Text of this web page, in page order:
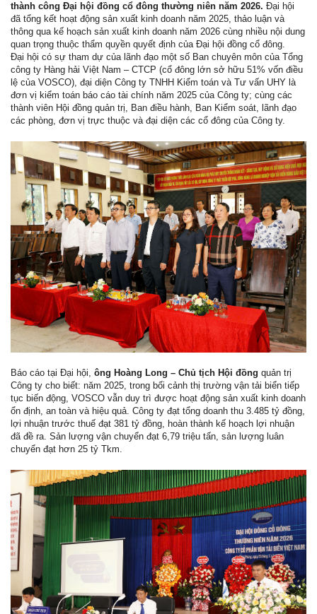
thành công Đại hội đồng cổ đông thường niên năm 2026. Đại hội
đã tổng kết hoạt động sản xuất kinh doanh năm 2025, thảo luận và
thông qua kế hoạch sản xuất kinh doanh năm 2026 cùng nhiều nội dung
quan trọng thuộc thẩm quyền quyết định của Đại hội đồng cổ đông.
Đại hội có sự tham dự của lãnh đạo một số Ban chuyên môn của Tổng
công ty Hàng hải Việt Nam – CTCP (cổ đông lớn sở hữu 51% vốn điều
lệ của VOSCO), đại diện Công ty TNHH Kiểm toán và Tư vấn UHY là
đơn vị kiểm toán báo cáo tài chính năm 2025 của Công ty; cùng các
thành viên Hội đồng quản trị, Ban điều hành, Ban Kiểm soát, lãnh đạo
các phòng, đơn vị trực thuộc và đại diện các cổ đông của Công ty.
Báo cáo tại Đại hội, ông Hoàng Long – Chủ tịch Hội đồng quản trị
Công ty cho biết: năm 2025, trong bối cảnh thị trường vận tải biển tiếp
tục biến động, VOSCO vẫn duy trì được hoạt động sản xuất kinh doanh
ổn định, an toàn và hiệu quả. Công ty đạt tổng doanh thu 3.485 tỷ đồng,
lợi nhuận trước thuế đạt 381 tỷ đồng, hoàn thành kế hoạch lợi nhuận
đã đề ra. Sản lượng vận chuyển đạt 6,79 triệu tấn, sản lượng luân
chuyển đạt hơn 25 tỷ Tkm.